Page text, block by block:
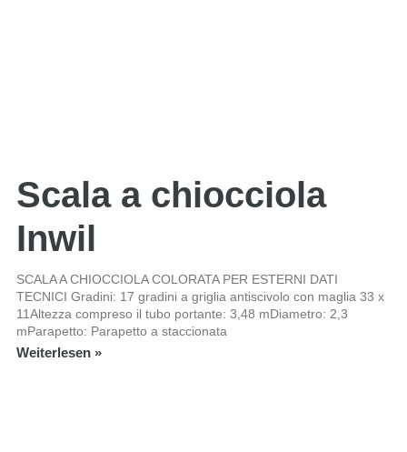
Scala a chiocciola
Inwil
SCALA A CHIOCCIOLA COLORATA PER ESTERNI DATI
TECNICI Gradini: 17 gradini a griglia antiscivolo con maglia 33 x
11Altezza compreso il tubo portante: 3,48 mDiametro: 2,3
mParapetto: Parapetto a staccionata
Weiterlesen »